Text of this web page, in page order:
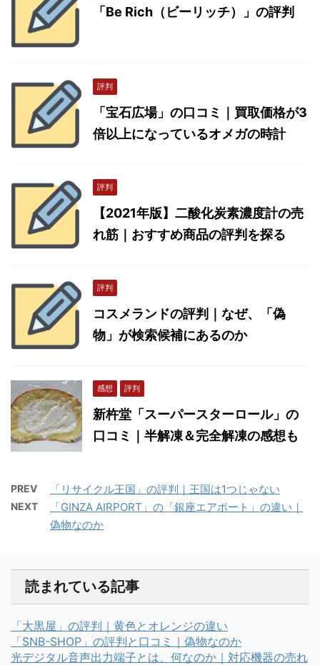
「Be Rich（ビーリッチ）」の評判
評判
「宝石広場」の口コミ｜買取価格が3
倍以上になっているオメガの時計
評判
【2021年版】二酸化炭素濃度計の売
れ筋｜おすすめ商品の評判を探る
評判
コスメランドの評判｜なぜ、「偽
物」が検索候補にあるのか
感想 評判
新杵堂「スーパースターロール」の
口コミ｜半解凍＆完全解凍の感想も
PREV 「リサイクル王国」の評判｜王国は1つじゃない
NEXT
「GINZA AIRPORT」の「銀座エアポート」の違い｜
偽物なのか
読まれている記事
「大黒屋」の評判｜黄色とオレンジの違い
「SNB-SHOP」の評判と口コミ｜偽物なのか
光デジタル音声出力端子とは、何なのか｜対応機器の売れ